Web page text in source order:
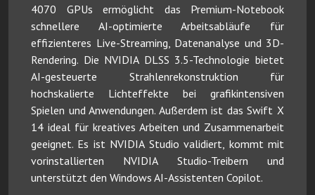
4070 GPUs ermöglicht das Premium-Notebook
schnellere AI-optimierte Arbeitsabläufe für
effizienteres Live-Streaming, Datenanalyse und 3D-
Rendering. Die NVIDIA DLSS 3.5-Technologie bietet
AI-gesteuerte Strahlenrekonstruktion für
hochskalierte Lichteffekte bei grafikintensiven
Spielen und Anwendungen. Außerdem ist das Swift X
14 ideal für kreatives Arbeiten und Zusammenarbeit
geeignet. Es ist NVIDIA Studio validiert, kommt mit
vorinstallierten NVIDIA Studio-Treibern und
unterstützt den Windows AI-Assistenten Copilot.